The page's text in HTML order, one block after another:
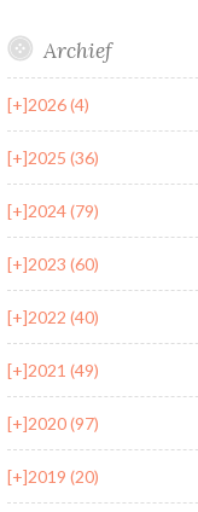
Archief
[+]2026 (4)
[+]2025 (36)
[+]2024 (79)
[+]2023 (60)
[+]2022 (40)
[+]2021 (49)
[+]2020 (97)
[+]2019 (20)